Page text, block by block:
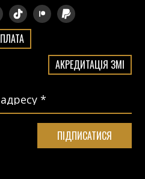
АКРЕДИТАЦІЯ ЗМІ